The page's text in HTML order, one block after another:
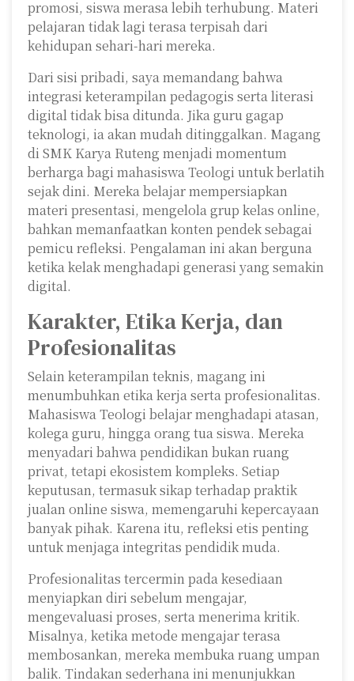
promosi, siswa merasa lebih terhubung. Materi
pelajaran tidak lagi terasa terpisah dari
kehidupan sehari-hari mereka.
Dari sisi pribadi, saya memandang bahwa
integrasi keterampilan pedagogis serta literasi
digital tidak bisa ditunda. Jika guru gagap
teknologi, ia akan mudah ditinggalkan. Magang
di SMK Karya Ruteng menjadi momentum
berharga bagi mahasiswa Teologi untuk berlatih
sejak dini. Mereka belajar mempersiapkan
materi presentasi, mengelola grup kelas online,
bahkan memanfaatkan konten pendek sebagai
pemicu refleksi. Pengalaman ini akan berguna
ketika kelak menghadapi generasi yang semakin
digital.
Karakter, Etika Kerja, dan
Profesionalitas
Selain keterampilan teknis, magang ini
menumbuhkan etika kerja serta profesionalitas.
Mahasiswa Teologi belajar menghadapi atasan,
kolega guru, hingga orang tua siswa. Mereka
menyadari bahwa pendidikan bukan ruang
privat, tetapi ekosistem kompleks. Setiap
keputusan, termasuk sikap terhadap praktik
jualan online siswa, memengaruhi kepercayaan
banyak pihak. Karena itu, refleksi etis penting
untuk menjaga integritas pendidik muda.
Profesionalitas tercermin pada kesediaan
menyiapkan diri sebelum mengajar,
mengevaluasi proses, serta menerima kritik.
Misalnya, ketika metode mengajar terasa
membosankan, mereka membuka ruang umpan
balik. Tindakan sederhana ini menunjukkan